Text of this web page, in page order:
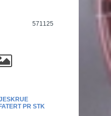
571125
PR STK